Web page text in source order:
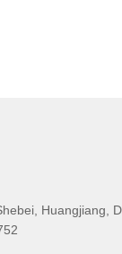
Huangjiang,